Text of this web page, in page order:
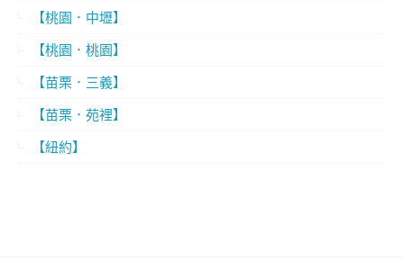
【桃園．中壢】
【桃園．桃園】
【苗栗．三義】
【苗栗．苑裡】
【紐約】